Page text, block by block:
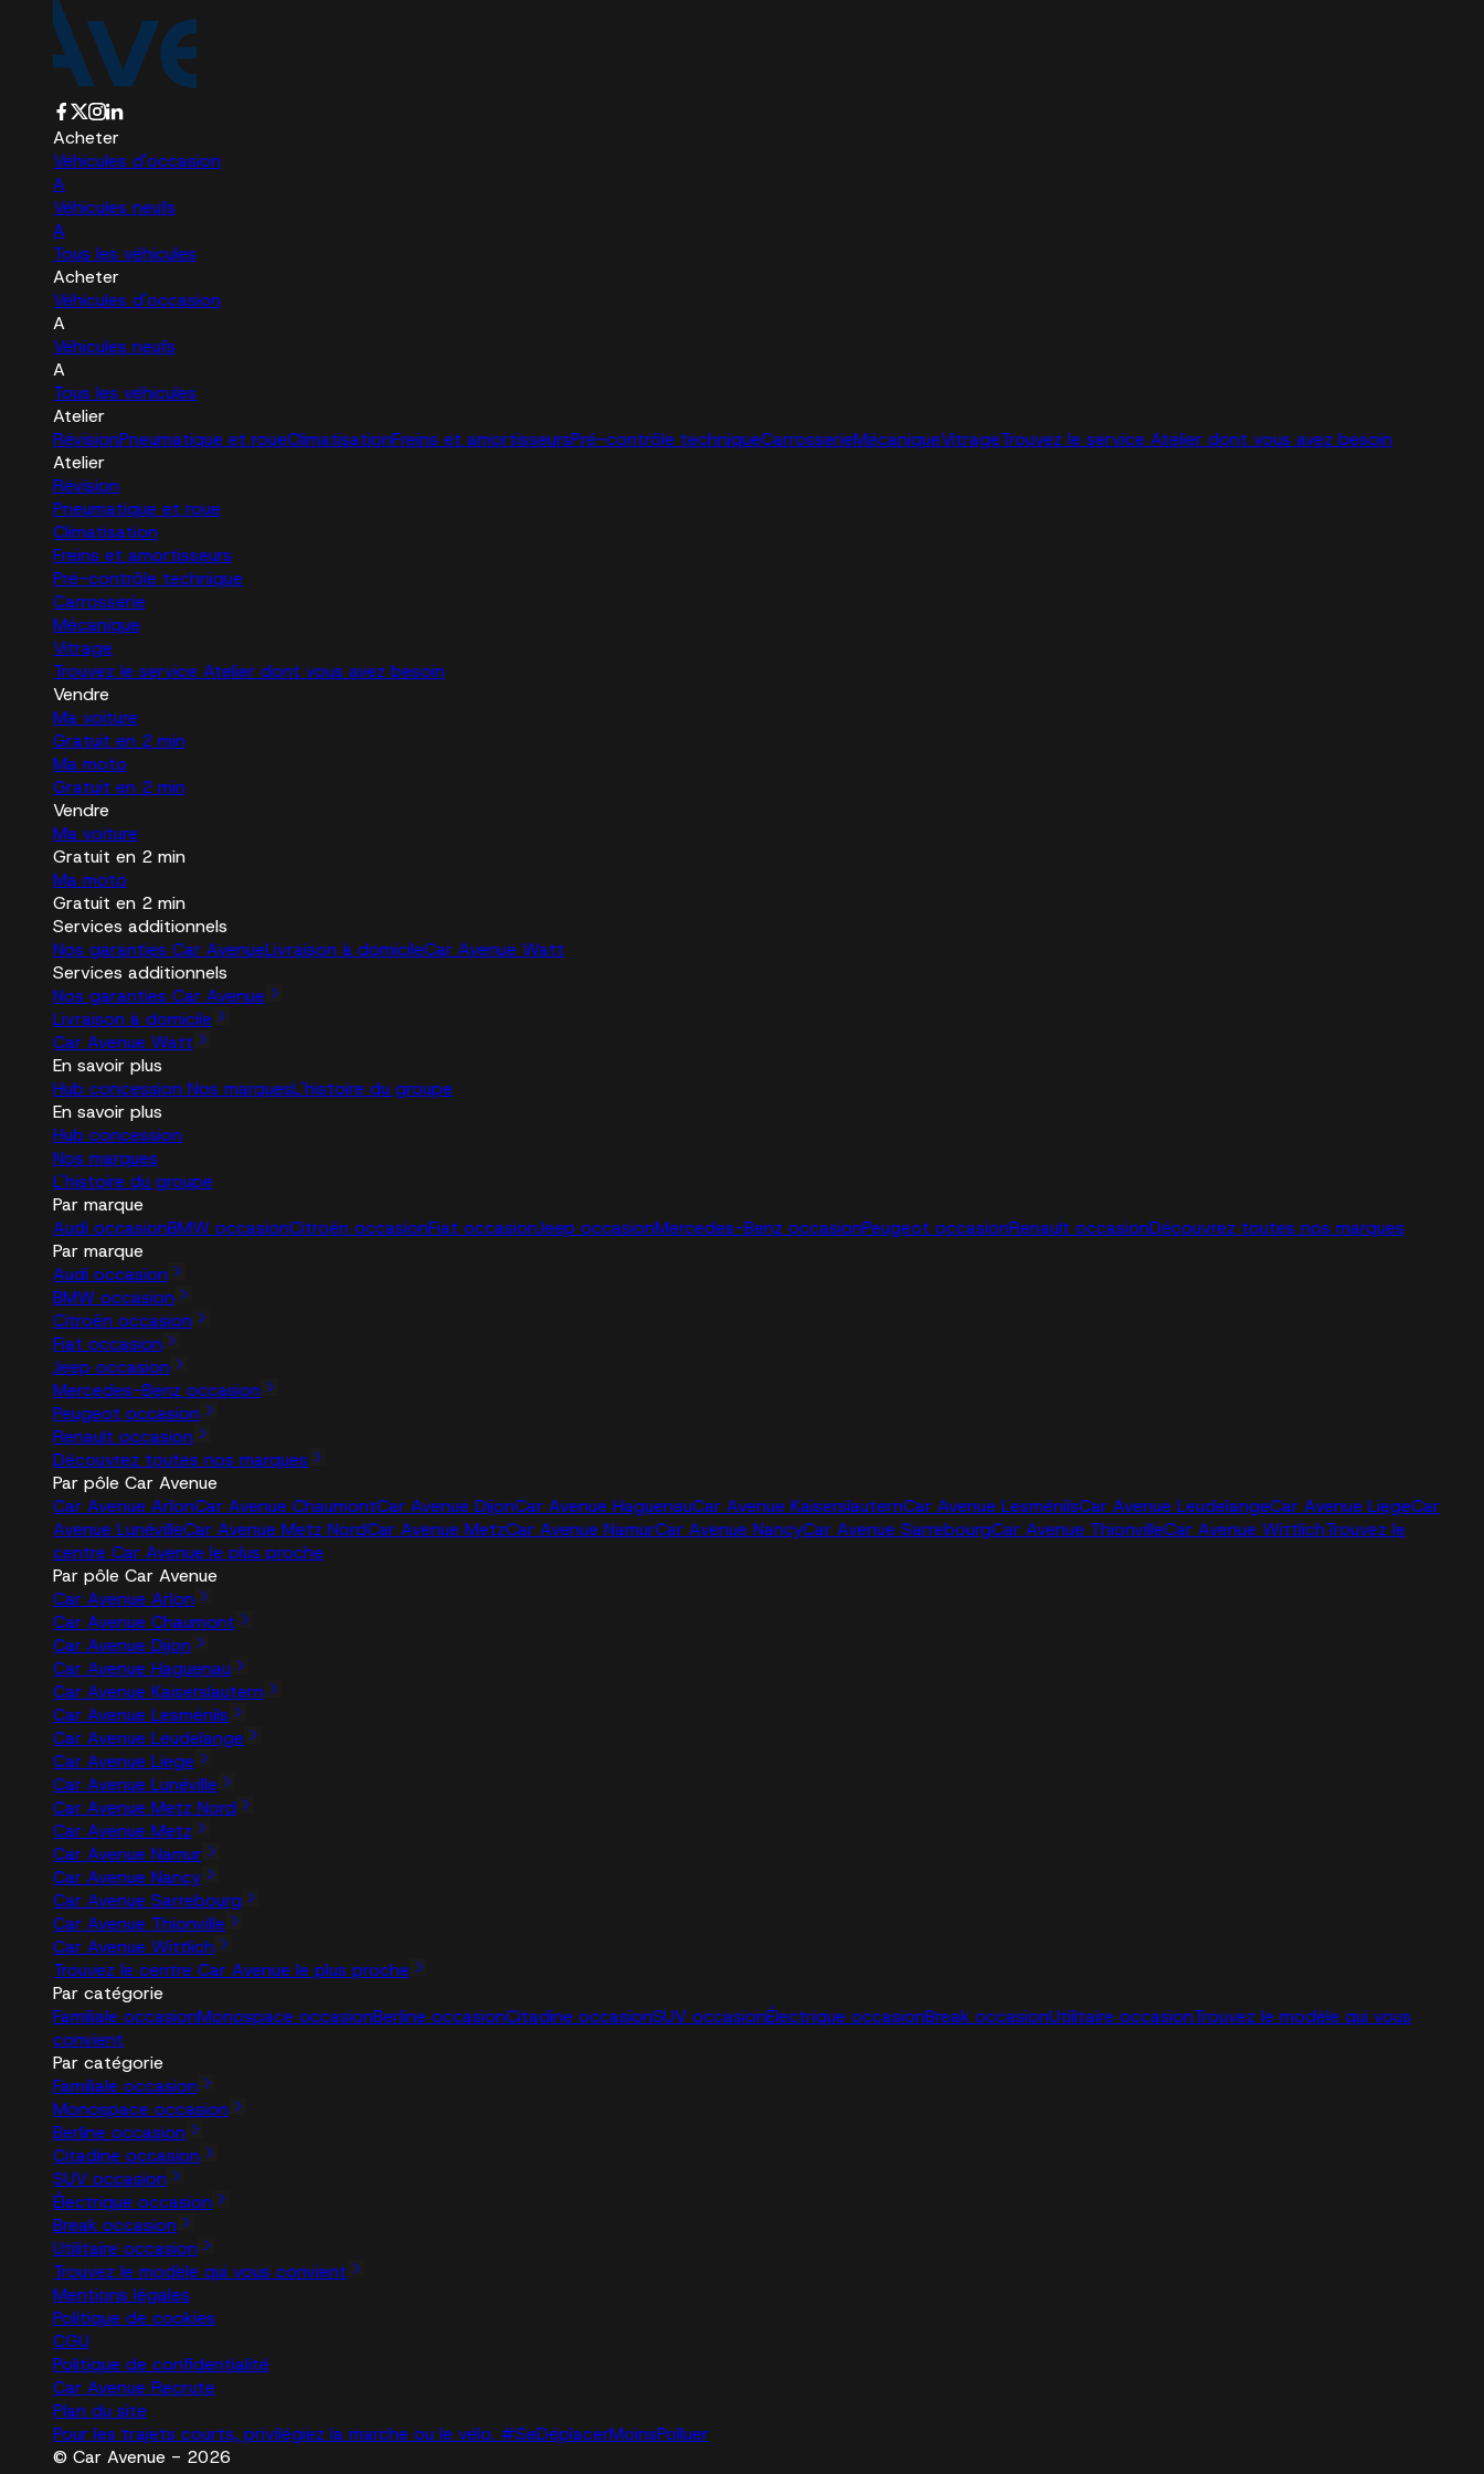
Acheter
Véhicules d'occasion
A
Véhicules neufs
A
Tous les véhicules
Acheter
Véhicules d'occasion
A
Véhicules neufs
A
Tous les véhicules
Atelier
RévisionPneumatique et roueClimatisationFreins et amortisseursPré-contrôle techniqueCarrosserieMécaniqueVitrageTrouvez le service Atelier dont vous avez besoin
Atelier
Révision
Pneumatique et roue
Climatisation
Freins et amortisseurs
Pré-contrôle technique
Carrosserie
Mécanique
Vitrage
Trouvez le service Atelier dont vous avez besoin
Vendre
Ma voiture
Gratuit en 2 min
Ma moto
Gratuit en 2 min
Vendre
Ma voiture
Gratuit en 2 min
Ma moto
Gratuit en 2 min
Services additionnels
Nos garanties Car AvenueLivraison à domicileCar Avenue Watt
Services additionnels
Nos garanties Car Avenue
Livraison à domicile
Car Avenue Watt
En savoir plus
Hub concession Nos marquesL'histoire du groupe
En savoir plus
Hub concession
Nos marques
L'histoire du groupe
Par marque
Audi occasionBMW occasionCitroën occasionFiat occasionJeep occasionMercedes-Benz occasionPeugeot occasionRenault occasionDécouvrez toutes nos marques
Par marque
Audi occasion
BMW occasion
Citroën occasion
Fiat occasion
Jeep occasion
Mercedes-Benz occasion
Peugeot occasion
Renault occasion
Découvrez toutes nos marques
Par pôle Car Avenue
Car Avenue ArlonCar Avenue ChaumontCar Avenue DijonCar Avenue HaguenauCar Avenue KaiserslauternCar Avenue LesménilsCar Avenue LeudelangeCar Avenue LiegeCar
Avenue LunévilleCar Avenue Metz NordCar Avenue MetzCar Avenue NamurCar Avenue NancyCar Avenue SarrebourgCar Avenue ThionvilleCar Avenue WittlichTrouvez le
centre Car Avenue le plus proche
Par pôle Car Avenue
Car Avenue Arlon
Car Avenue Chaumont
Car Avenue Dijon
Car Avenue Haguenau
Car Avenue Kaiserslautern
Car Avenue Lesménils
Car Avenue Leudelange
Car Avenue Liege
Car Avenue Lunéville
Car Avenue Metz Nord
Car Avenue Metz
Car Avenue Namur
Car Avenue Nancy
Car Avenue Sarrebourg
Car Avenue Thionville
Car Avenue Wittlich
Trouvez le centre Car Avenue le plus proche
Par catégorie
Familiale occasionMonospace occasionBerline occasionCitadine occasionSUV occasionÉlectrique occasionBreak occasionUtilitaire occasionTrouvez le modèle qui vous
convient
Par catégorie
Familiale occasion
Monospace occasion
Berline occasion
Citadine occasion
SUV occasion
Électrique occasion
Break occasion
Utilitaire occasion
Trouvez le modèle qui vous convient
Mentions légales
Politique de cookies
CGU
Politique de confidentialité
Car Avenue Recrute
Plan du site
Pour les trajets courts, privilégiez la marche ou le vélo. #SeDéplacerMoinsPolluer
© Car Avenue - 2026